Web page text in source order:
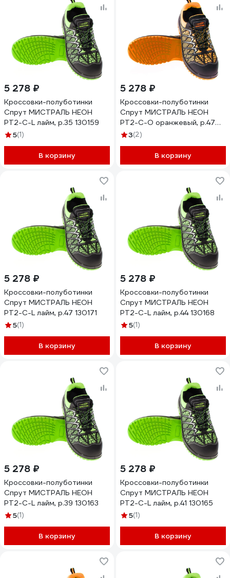
5 278 ₽
Кроссовки-полуботинки
Спрут МИСТРАЛЬ НЕОН
PT2-C-L лайм, р.35 130159
5(1)
В корзину
5 278 ₽
Кроссовки-полуботинки
Спрут МИСТРАЛЬ НЕОН
PT2-C-O оранжевый, р.47
130185
3(2)
В корзину
5 278 ₽
Кроссовки-полуботинки
Спрут МИСТРАЛЬ НЕОН
PT2-C-L лайм, р.47 130171
5(1)
В корзину
5 278 ₽
Кроссовки-полуботинки
Спрут МИСТРАЛЬ НЕОН
PT2-C-L лайм, р.44 130168
5(1)
В корзину
5 278 ₽
Кроссовки-полуботинки
Спрут МИСТРАЛЬ НЕОН
PT2-C-L лайм, р.39 130163
5(1)
В корзину
5 278 ₽
Кроссовки-полуботинки
Спрут МИСТРАЛЬ НЕОН
PT2-C-L лайм, р.41 130165
5(1)
В корзину